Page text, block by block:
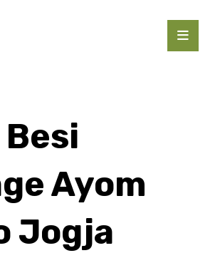
Ayom
Jogja